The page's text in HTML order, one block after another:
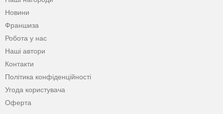
Новини
Франшиза
Робота у нас
Наші автори
Контакти
Політика конфіденційності
Угода користувача
Оферта